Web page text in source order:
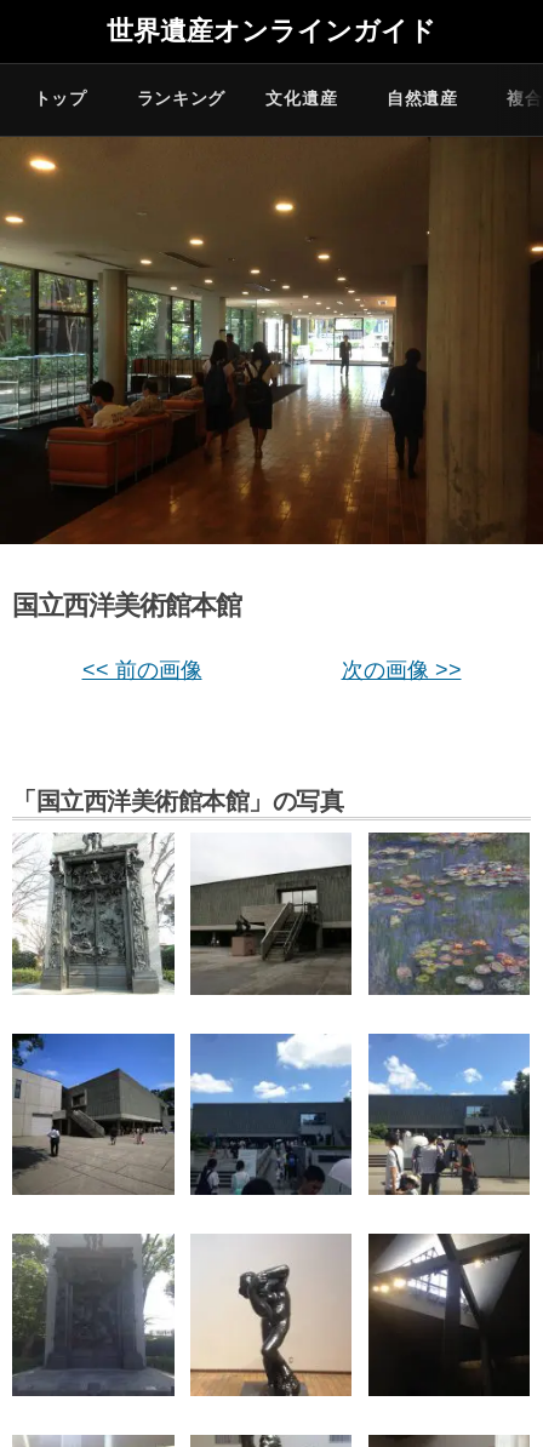
世界遺産オンラインガイド
トップ ランキング 文化遺産 自然遺産 複
国立西洋美術館本館
<< 前の画像 次の画像 >>
「国立西洋美術館本館」の写真